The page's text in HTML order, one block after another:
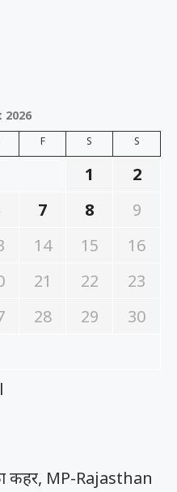
2026
F S S
1
2
7 8
9
14 15
16
21 22
23
28 29
30
कहर, MP-Rajasthan